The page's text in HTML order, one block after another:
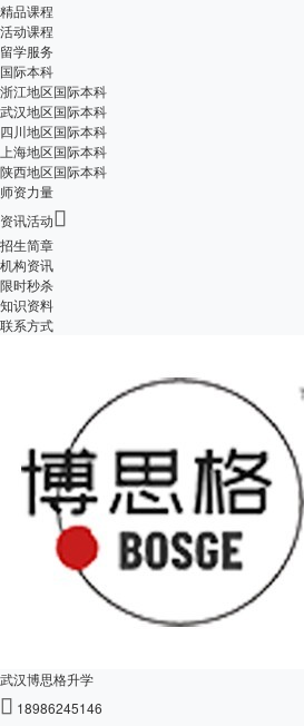
精品课程
活动课程
留学服务
国际本科
浙江地区国际本科
武汉地区国际本科
四川地区国际本科
上海地区国际本科
陕西地区国际本科
师资力量
资讯活动
招生简章
机构资讯
限时秒杀
知识资料
联系方式
武汉博思格升学
 18986245146